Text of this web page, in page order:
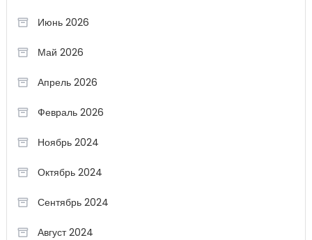
Июнь 2026
Май 2026
Апрель 2026
Февраль 2026
Ноябрь 2024
Октябрь 2024
Сентябрь 2024
Август 2024